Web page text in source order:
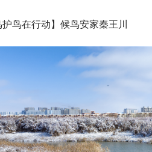
鸟在行动】候鸟安家秦王川